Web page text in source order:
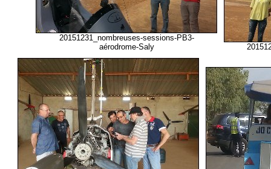
20151231_nombreuses-sessions-PB3-
aérodrome-Saly